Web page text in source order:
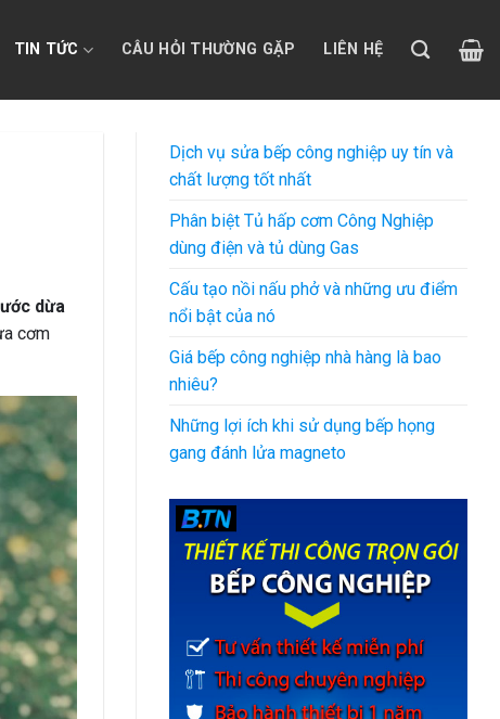
TIN TỨC CÂU HỎI THƯỜNG GẶP LIÊN HỆ
dừa
cơm
Dịch vụ sửa bếp công nghiệp uy tín và
chất lượng tốt nhất
Phân biệt Tủ hấp cơm Công Nghiệp
dùng điện và tủ dùng Gas
Cấu tạo nồi nấu phở và những ưu điểm
nổi bật của nó
Giá bếp công nghiệp nhà hàng là bao
nhiêu?
Những lợi ích khi sử dụng bếp họng
gang đánh lửa magneto